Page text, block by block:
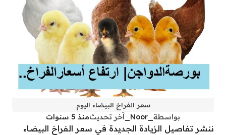
سعر الفراخ البيضاء اليوم
بواسطة آخر تحديثمنذ 5 سنوات
ننشر تفاصيل الزيادة الجديدة في سعر الفراخ البيضاء